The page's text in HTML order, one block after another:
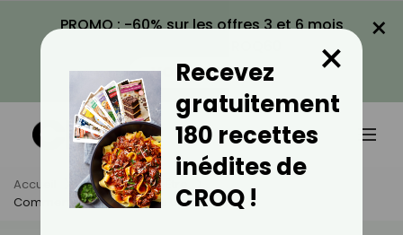
PROMO : -60% sur les offres 3 et 6 mois
VOIR LA PROMO
×
Accueil Actus
Bien-Être
Comment Savoir Si Je Fais Un Burn-Out ?
Recevez
gratuitement
180 recettes
inédites de
CROQ !
×